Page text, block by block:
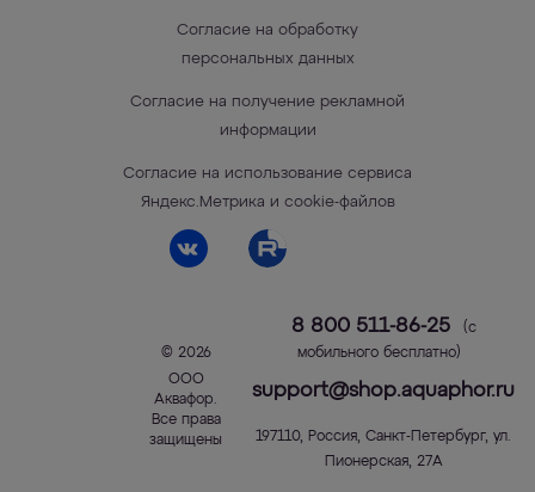
Согласие на обработку
персональных данных
Согласие на получение рекламной
информации
Согласие на использование сервиса
Яндекс.Метрика и cookie-файлов
© 2026
ООО
Аквафор.
Все права
защищены
8 800 511-86-25
(с
мобильного бесплатно)
support@shop.aquaphor.ru
197110, Россия, Санкт-Петербург, ул.
Пионерская, 27А